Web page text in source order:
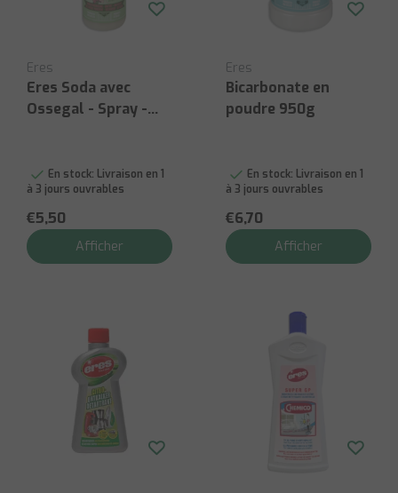
Eres
Eres Soda avec
Ossegal - Spray -
En stock: Livraison en 1
à 3 jours ouvrables
€5,50
Afficher
Eres
Bicarbonate en
poudre 950g
En stock: Livraison en 1
à 3 jours ouvrables
€6,70
Afficher